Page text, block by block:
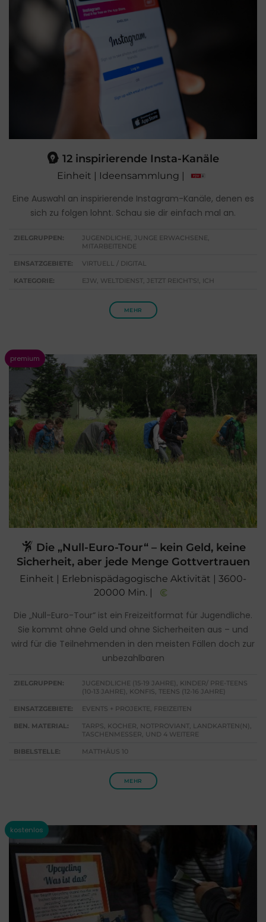
12 inspirierende Insta-Kanäle
Einheit | Ideensammlung |
Eine Auswahl an inspirierende Instagram-Kanäle, denen es
sich zu folgen lohnt. Schau sie dir einfach mal an.
ZIELGRUPPEN:
JUGENDLICHE, JUNGE ERWACHSENE,
MITARBEITENDE
EINSATZGEBIETE: VIRTUELL / DIGITAL
KATEGORIE: EJW, WELTDIENST, JETZT REICHT'S!, ICH
MEHR
Die „Null-Euro-Tour“ – kein Geld, keine
Sicherheit, aber jede Menge Gottvertrauen
Einheit | Erlebnispädagogische Aktivität | 3600-
20000 Min. |
Die „Null-Euro-Tour“ ist ein Freizeitformat für Jugendliche.
Sie kommt ohne Geld und ohne Sicherheiten aus – und
wird für die Teilnehmenden in den meisten Fällen doch zur
unbezahlbaren
ZIELGRUPPEN:
JUGENDLICHE (15-19 JAHRE), KINDER/ PRE-TEENS
(10-13 JAHRE), KONFIS, TEENS (12-16 JAHRE)
EINSATZGEBIETE: EVENTS + PROJEKTE, FREIZEITEN
BEN. MATERIAL:
TARPS, KOCHER, NOTPROVIANT, LANDKARTEN(N),
TASCHENMESSER, UND 4 WEITERE
BIBELSTELLE: MATTHÄUS 10
MEHR